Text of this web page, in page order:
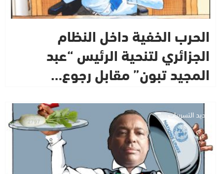
الحرب الخفية داخل النظام
الجزائري لتنحية الرئيس “عبد
المجيد تبون” مقابل رجوع…
جديد التسريبات